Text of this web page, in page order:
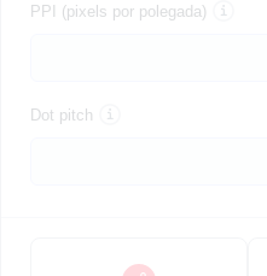
PPI (pixels por polegada)
Dot pitch